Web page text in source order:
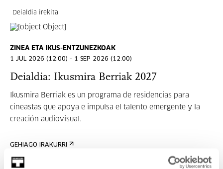
Deialdia irekita
ZINEA ETA IKUS-ENTZUNEZKOAK
1 JUL 2026 (12:00) - 1 SEP 2026 (12:00)
Deialdia: Ikusmira Berriak 2027
Ikusmira Berriak es un programa de residencias para
cineastas que apoya e impulsa el talento emergente y la
creación audiovisual.
GEHIAGO IRAKURRI